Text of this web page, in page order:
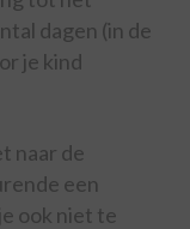
dagen (in de
je kind
naar de
een
ook niet te